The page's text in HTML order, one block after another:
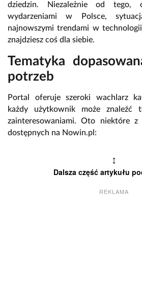
dziedzin. Niezależnie od tego,
wydarzeniami w Polsce,
najnowszymi trendami w
znajdziesz coś dla siebie.
Tematyka
potrzeb
Portal oferuje szeroki wachlarz
każdy użytkownik może znaleźć
zainteresowaniami. Oto niektóre z
dostępnych na Nowin.pl:
↕
Dalsza część artykułu
REKLAMA